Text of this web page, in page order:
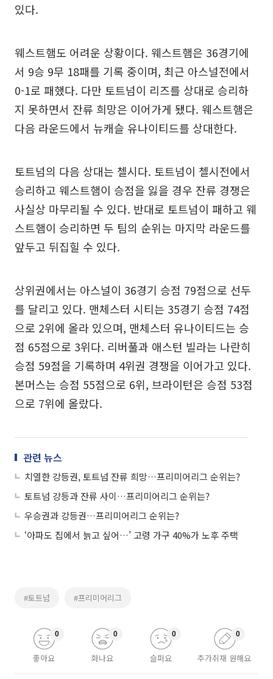
있다.
웨스트햄도 어려운 상황이다. 웨스트햄은 36경기에
서 9승 9무 18패를 기록 중이며, 최근 아스널전에서
0-1로 패했다. 다만 토트넘이 리즈를 상대로 승리하
지 못하면서 잔류 희망은 이어가게 됐다. 웨스트햄은
다음 라운드에서 뉴캐슬 유나이티드를 상대한다.
토트넘의 다음 상대는 첼시다. 토트넘이 첼시전에서
승리하고 웨스트햄이 승점을 잃을 경우 잔류 경쟁은
사실상 마무리될 수 있다. 반대로 토트넘이 패하고 웨
스트햄이 승리하면 두 팀의 순위는 마지막 라운드를
앞두고 뒤집힐 수 있다.
상위권에서는 아스널이 36경기 승점 79점으로 선두
를 달리고 있다. 맨체스터 시티는 35경기 승점 74점
으로 2위에 올라 있으며, 맨체스터 유나이티드는 승
점 65점으로 3위다. 리버풀과 애스턴 빌라는 나란히
승점 59점을 기록하며 4위권 경쟁을 이어가고 있다.
본머스는 승점 55점으로 6위, 브라이턴은 승점 53점
으로 7위에 올랐다.
관련 뉴스
치열한 강등권, 토트넘 잔류 희망…프리미어리그 순위는?
토트넘 강등과 잔류 사이…프리미어리그 순위는?
우승권과 강등권…프리미어리그 순위는?
‘아파도 집에서 늙고 싶어…’ 고령 가구 40%가 노후 주택
#토트넘 #프리미어리그
좋아요
0
화나요
0
슬퍼요
0
추가취재 원해요
0